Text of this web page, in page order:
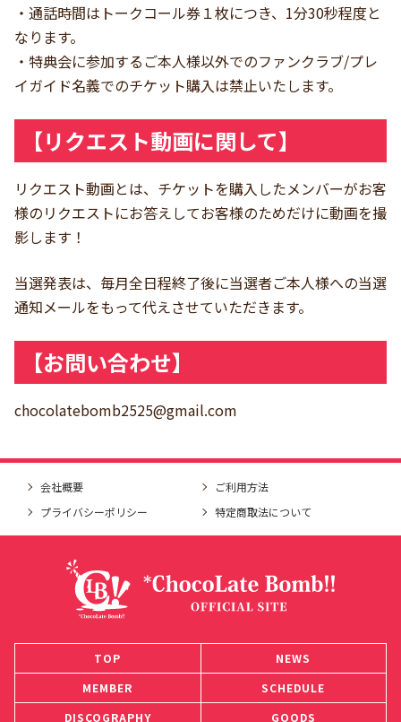
・通話時間はトークコール券１枚につき、1分30秒程度と
なります。
・特典会に参加するご本人様以外でのファンクラブ/プレ
イガイド名義でのチケット購入は禁止いたします。
【リクエスト動画に関して】
リクエスト動画とは、チケットを購入したメンバーがお客
様のリクエストにお答えしてお客様のためだけに動画を撮
影します！
当選発表は、毎月全日程終了後に当選者ご本人様への当選
通知メールをもって代えさせていただきます。
【お問い合わせ】
chocolatebomb2525@gmail.com
会社概要
ご利用方法
プライバシーポリシー
特定商取法について
TOP
NEWS
MEMBER
SCHEDULE
DISCOGRAPHY
GOODS